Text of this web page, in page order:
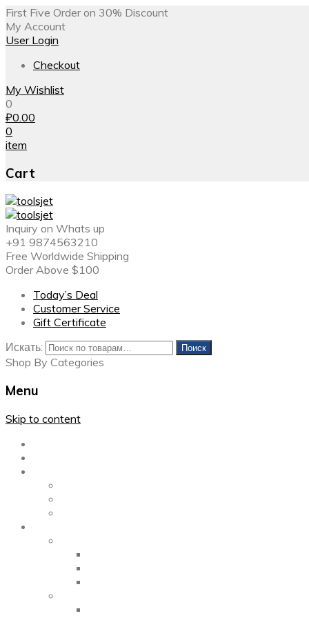
First Five Order on 30% Discount
My Account
User Login
Checkout
My Wishlist
0
₽0.00
0
item
Cart
Inquiry on Whats up
+91 9874563210
Free Worldwide Shipping
Order Above $100
Today’s Deal
Customer Service
Gift Certificate
Искать:
Поиск
Shop By Categories
Menu
Skip to content